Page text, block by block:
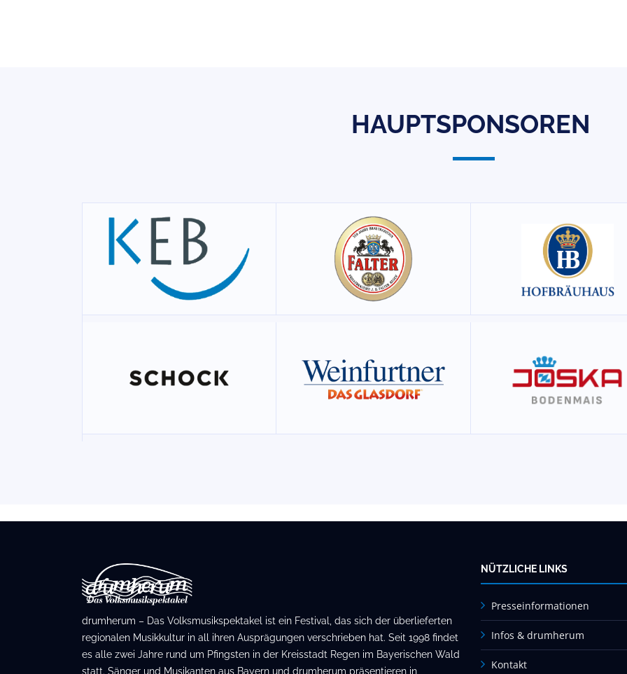
HAUPTSPONSOREN
drumherum – Das Volksmusikspektakel ist ein Festival, das sich der überlieferten
regionalen Musikkultur in all ihren Ausprägungen verschrieben hat. Seit 1998 findet
es alle zwei Jahre rund um Pfingsten in der Kreisstadt Regen im Bayerischen Wald
statt. Sänger und Musikanten aus Bayern und drumherum präsentieren in
NÜTZLICHE LINKS
Presseinformationen
Infos & drumherum
Kontakt